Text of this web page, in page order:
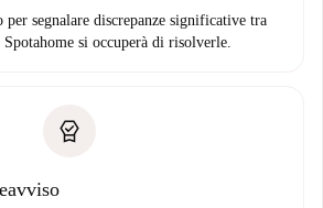
segnalare discrepanze significative tra
si occuperà di risolverle.